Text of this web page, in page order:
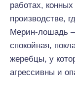
работах,
производстве,
Мерин-лошадь
спокойная,
жеребцы, у
агрессивны и